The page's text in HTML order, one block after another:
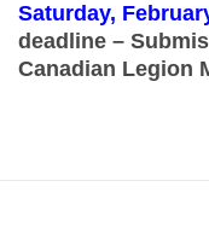
Saturday,
deadline –
Canadian Legion